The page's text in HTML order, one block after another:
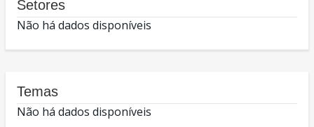
Setores
Não há dados disponíveis
Temas
Não há dados disponíveis